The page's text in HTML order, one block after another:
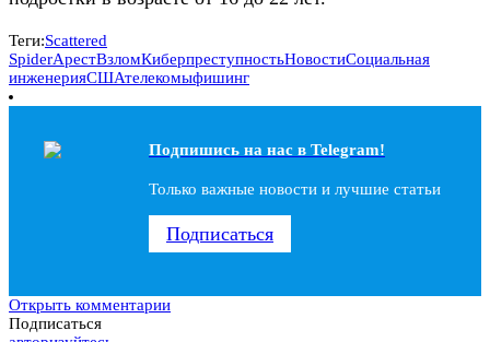
Теги:Scattered
SpiderАрестВзломКиберпреступностьНовостиСоциальная
инженерияСШАтелекомыфишинг
Подпишись на наc в Telegram!
Только важные новости и лучшие статьи
Подписаться
Открыть комментарии
Подписаться